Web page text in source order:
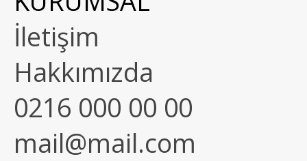
İletişim
Hakkımızda
0216 000 00 00
mail@mail.com